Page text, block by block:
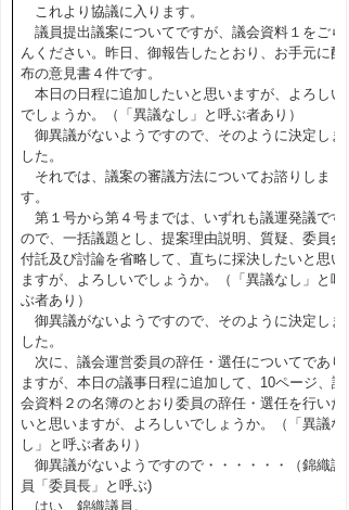
これより協議に入ります。
議員提出議案についてですが、議会資料１をごら
んください。昨日、御報告したとおり、お手元に配
布の意見書４件です。
本日の日程に追加したいと思いますが、よろしい
でしょうか。（「異議なし」と呼ぶ者あり）
御異議がないようですので、そのように決定しま
した。
それでは、議案の審議方法についてお諮りしま
す。
第１号から第４号までは、いずれも議運発議です
ので、一括議題とし、提案理由説明、質疑、委員会
付託及び討論を省略して、直ちに採決したいと思い
ますが、よろしいでしょうか。（「異議なし」と呼
ぶ者あり）
御異議がないようですので、そのように決定しま
した。
次に、議会運営委員の辞任・選任についてであり
ますが、本日の議事日程に追加して、10ページ、議
会資料２の名簿のとおり委員の辞任・選任を行いた
いと思いますが、よろしいでしょうか。（「異議な
し」と呼ぶ者あり）
御異議がないようですので・・・・・・（錦織議
員「委員長」と呼ぶ)
はい、錦織議員。